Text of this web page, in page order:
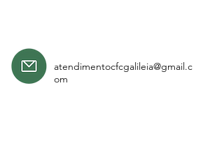
atendimentocfcgalileia@gmail.c
om